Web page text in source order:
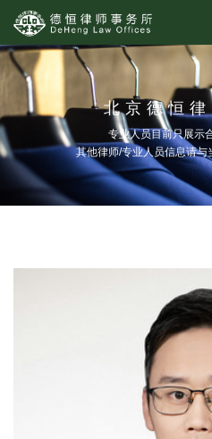
北京德恒
专业人员目前只展示
其他律师/专业人员信息请与